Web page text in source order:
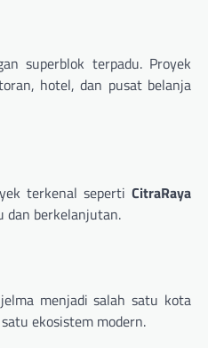
superblok terpadu. Proyek
hotel, dan pusat belanja
terkenal seperti CitraRaya
dan berkelanjutan.
menjadi salah satu kota
ekosistem modern.